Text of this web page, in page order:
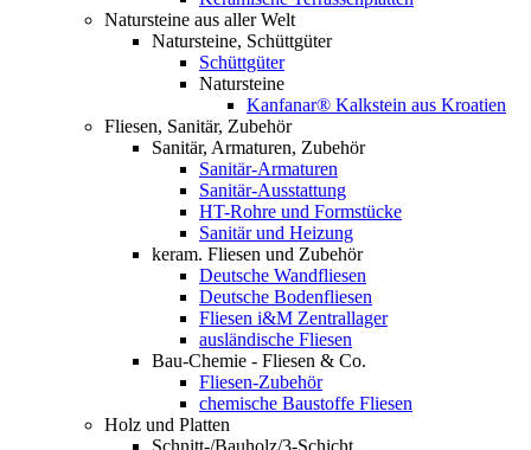
Natursteine aus aller Welt
Natursteine, Schüttgüter
Schüttgüter
Natursteine
Kanfanar® Kalkstein aus Kroatien
Fliesen, Sanitär, Zubehör
Sanitär, Armaturen, Zubehör
Sanitär-Armaturen
Sanitär-Ausstattung
HT-Rohre und Formstücke
Sanitär und Heizung
keram. Fliesen und Zubehör
Deutsche Wandfliesen
Deutsche Bodenfliesen
Fliesen i&M Zentrallager
ausländische Fliesen
Bau-Chemie - Fliesen & Co.
Fliesen-Zubehör
chemische Baustoffe Fliesen
Holz und Platten
Schnitt-/Bauholz/3-Schicht